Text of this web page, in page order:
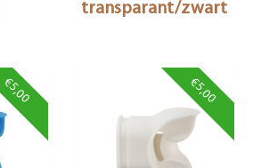
transparant/zwart
€5,00 €5,00